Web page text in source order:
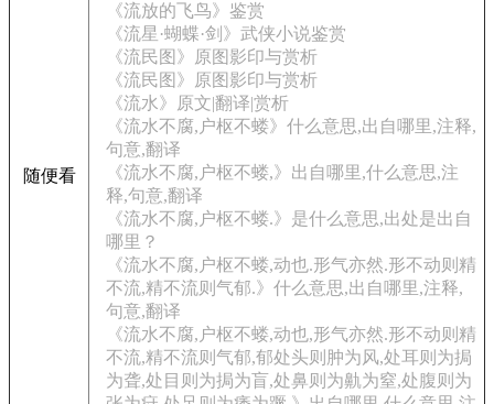
随便看
《流放的飞鸟》鉴赏
《流星·蝴蝶·剑》武侠小说鉴赏
《流民图》原图影印与赏析
《流民图》原图影印与赏析
《流水》原文|翻译|赏析
《流水不腐,户枢不蝼》什么意思,出自哪里,注释,
句意,翻译
《流水不腐,户枢不蝼,》出自哪里,什么意思,注
释,句意,翻译
《流水不腐,户枢不蝼.》是什么意思,出处是出自
哪里？
《流水不腐,户枢不蝼,动也.形气亦然.形不动则精
不流,精不流则气郁.》什么意思,出自哪里,注释,
句意,翻译
《流水不腐,户枢不蝼,动也,形气亦然.形不动则精
不流,精不流则气郁,郁处头则肿为风,处耳则为挶
为聋,处目则为挶为盲,处鼻则为鼽为窒,处腹则为